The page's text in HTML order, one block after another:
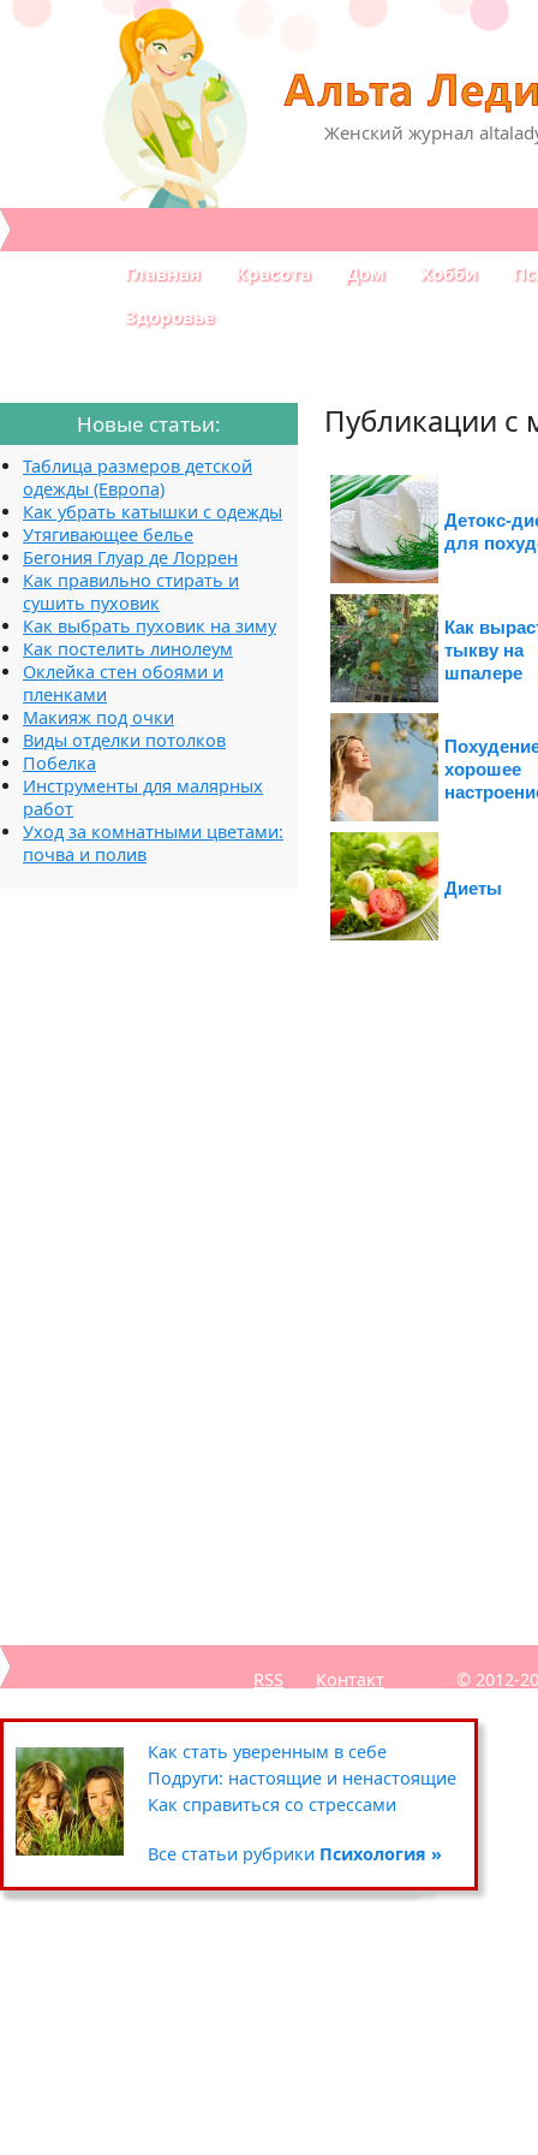
Женский журнал
Главная Красота Дом Хобби
Здоровье
Публикации с
Детокс-
для
Как
тыкву на
шпалере
хорошее
Диеты
Новые статьи:
Таблица размеров детской
одежды (Европа)
Как убрать катышки с одежды
Утягивающее белье
Бегония Глуар де Лоррен
Как правильно стирать и
сушить пуховик
Как выбрать пуховик на зиму
Как постелить линолеум
Оклейка стен обоями и
пленками
Макияж под очки
Виды отделки потолков
Побелка
Инструменты для малярных
работ
Уход за комнатными цветами:
почва и полив
RSS Контакт © 2012-
Секреты похудения звёзд
Уход за кожей вокруг глаз
Умываемся правильно
Все статьи рубрики Красота »
Полезные советы: кухня
Чистка и хранение одежды
Цветочные горшки и кашпо
Все статьи рубрики Дом »
Путешествия
Сад-огород
Хенд мейд
Все статьи рубрики Хобби »
Как стать уверенным в себе
Подруги: настоящие и ненастоящие
Как справиться со стрессами
Все статьи рубрики Психология »